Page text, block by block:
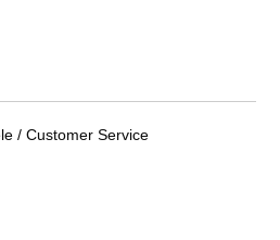
/ Customer Service